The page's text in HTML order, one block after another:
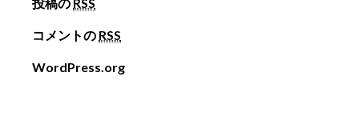
投稿の RSS
コメントの RSS
WordPress.org